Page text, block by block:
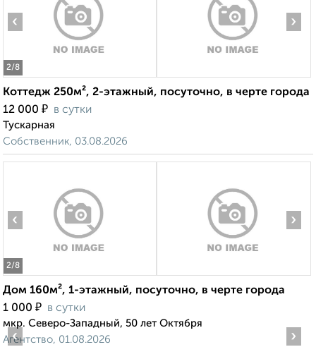
2/8
‹ ›
Коттедж 250м², 2-этажный, посуточно, в черте города
12 000 ₽ в сутки
Тускарная
Собственник, 03.08.2026
2/8
‹ ›
Дом 160м², 1-этажный, посуточно, в черте города
1 000 ₽ в сутки
мкр. Северо-Западный, 50 лет Октября
Агентство, 01.08.2026
‹ ›